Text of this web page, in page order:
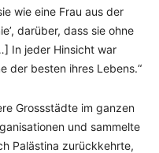
wie eine Frau aus der
darüber, dass sie ohne
In jeder Hinsicht war
der besten ihres Lebens.“
Grossstädte im ganzen
und sammelte
Palästina zurückkehrte,